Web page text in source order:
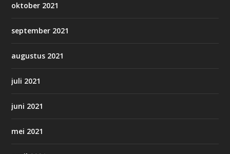
oktober 2021
september 2021
augustus 2021
juli 2021
juni 2021
mei 2021